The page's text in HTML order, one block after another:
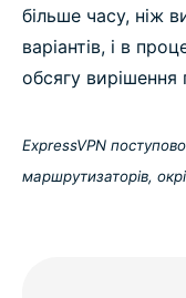
більше часу, ніж
варіантів, і в
обсягу вирішення
ExpressVPN
маршрутизаторів,